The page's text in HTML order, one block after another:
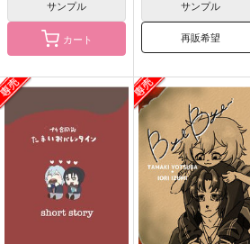
サンプル
カート
サンプル
再販希望